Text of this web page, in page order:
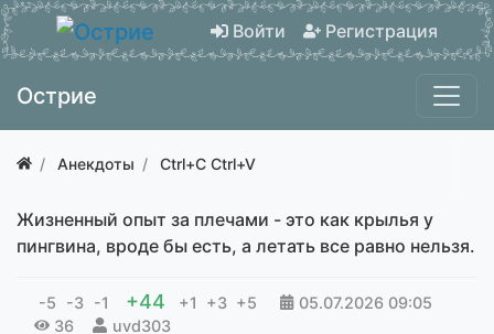
Войти Регистрация
Острие
Анекдоты Ctrl+C Ctrl+V
Жизненный опыт за плечами - это как крылья у
пингвина, вроде бы есть, а летать все равно нельзя.
-5 -3 -1 +44 +1 +3 +5 05.07.2026 09:05
36
uvd303